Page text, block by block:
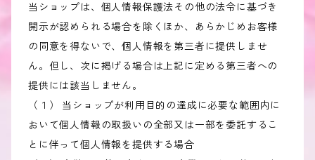
当ショップは、個人情報保護法その他の法令に基づき
開示が認められる場合を除くほか、あらかじめお客様
の同意を得ないで、個人情報を第三者に提供しませ
ん。但し、次に掲げる場合は上記に定める第三者への
提供には該当しません。
（１） 当ショップが利用目的の達成に必要な範囲内に
おいて個人情報の取扱いの全部又は一部を委託するこ
とに伴って個人情報を提供する場合